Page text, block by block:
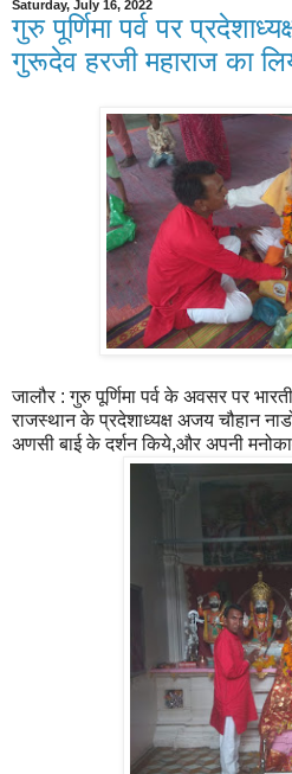
Saturday, July 16, 2022
गुरु पूर्णिमा पर्व पर
गुरूदेव हरजी महाराज का
जालौर : गुरु पूर्णिमा पर्व के अवसर पर
राजस्थान के प्रदेशाध्यक्ष अजय चौहान
अणसी बाई के दर्शन किये,और अपनी